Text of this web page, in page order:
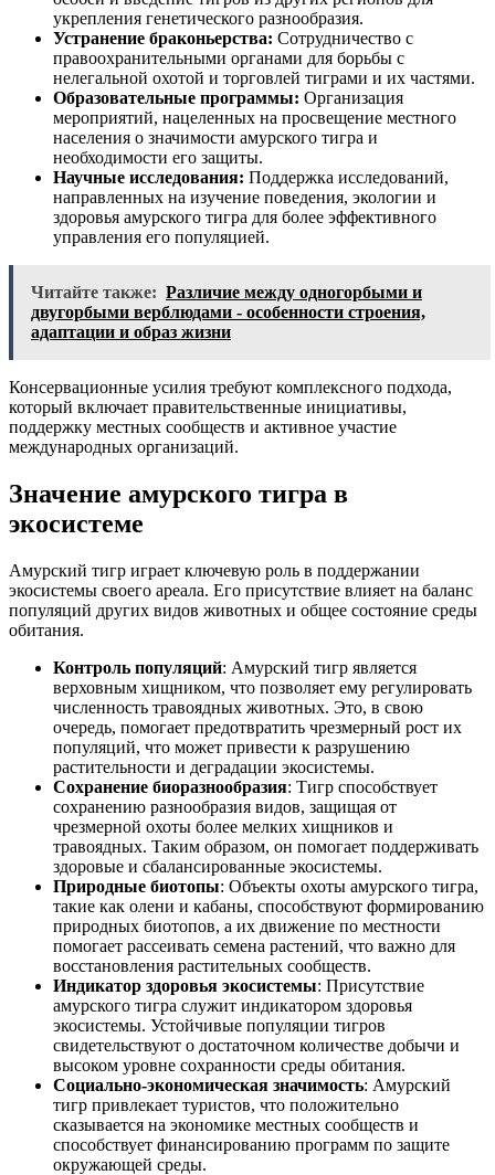
укрепления генетического разнообразия.
Устранение браконьерства: Сотрудничество с
правоохранительными органами для борьбы с
нелегальной охотой и торговлей тиграми и их частями.
Образовательные программы: Организация
мероприятий, нацеленных на просвещение местного
населения о значимости амурского тигра и
необходимости его защиты.
Научные исследования: Поддержка исследований,
направленных на изучение поведения, экологии и
здоровья амурского тигра для более эффективного
управления его популяцией.
Читайте также: Различие между одногорбыми и
двугорбыми верблюдами - особенности строения,
адаптации и образ жизни
Консервационные усилия требуют комплексного подхода,
который включает правительственные инициативы,
поддержку местных сообществ и активное участие
международных организаций.
Значение амурского тигра в
экосистеме
Амурский тигр играет ключевую роль в поддержании
экосистемы своего ареала. Его присутствие влияет на баланс
популяций других видов животных и общее состояние среды
обитания.
Контроль популяций: Амурский тигр является
верховным хищником, что позволяет ему регулировать
численность травоядных животных. Это, в свою
очередь, помогает предотвратить чрезмерный рост их
популяций, что может привести к разрушению
растительности и деградации экосистемы.
Сохранение биоразнообразия: Тигр способствует
сохранению разнообразия видов, защищая от
чрезмерной охоты более мелких хищников и
травоядных. Таким образом, он помогает поддерживать
здоровые и сбалансированные экосистемы.
Природные биотопы: Объекты охоты амурского тигра,
такие как олени и кабаны, способствуют формированию
природных биотопов, а их движение по местности
помогает рассеивать семена растений, что важно для
восстановления растительных сообществ.
Индикатор здоровья экосистемы: Присутствие
амурского тигра служит индикатором здоровья
экосистемы. Устойчивые популяции тигров
свидетельствуют о достаточном количестве добычи и
высоком уровне сохранности среды обитания.
Социально-экономическая значимость: Амурский
тигр привлекает туристов, что положительно
сказывается на экономике местных сообществ и
способствует финансированию программ по защите
окружающей среды.